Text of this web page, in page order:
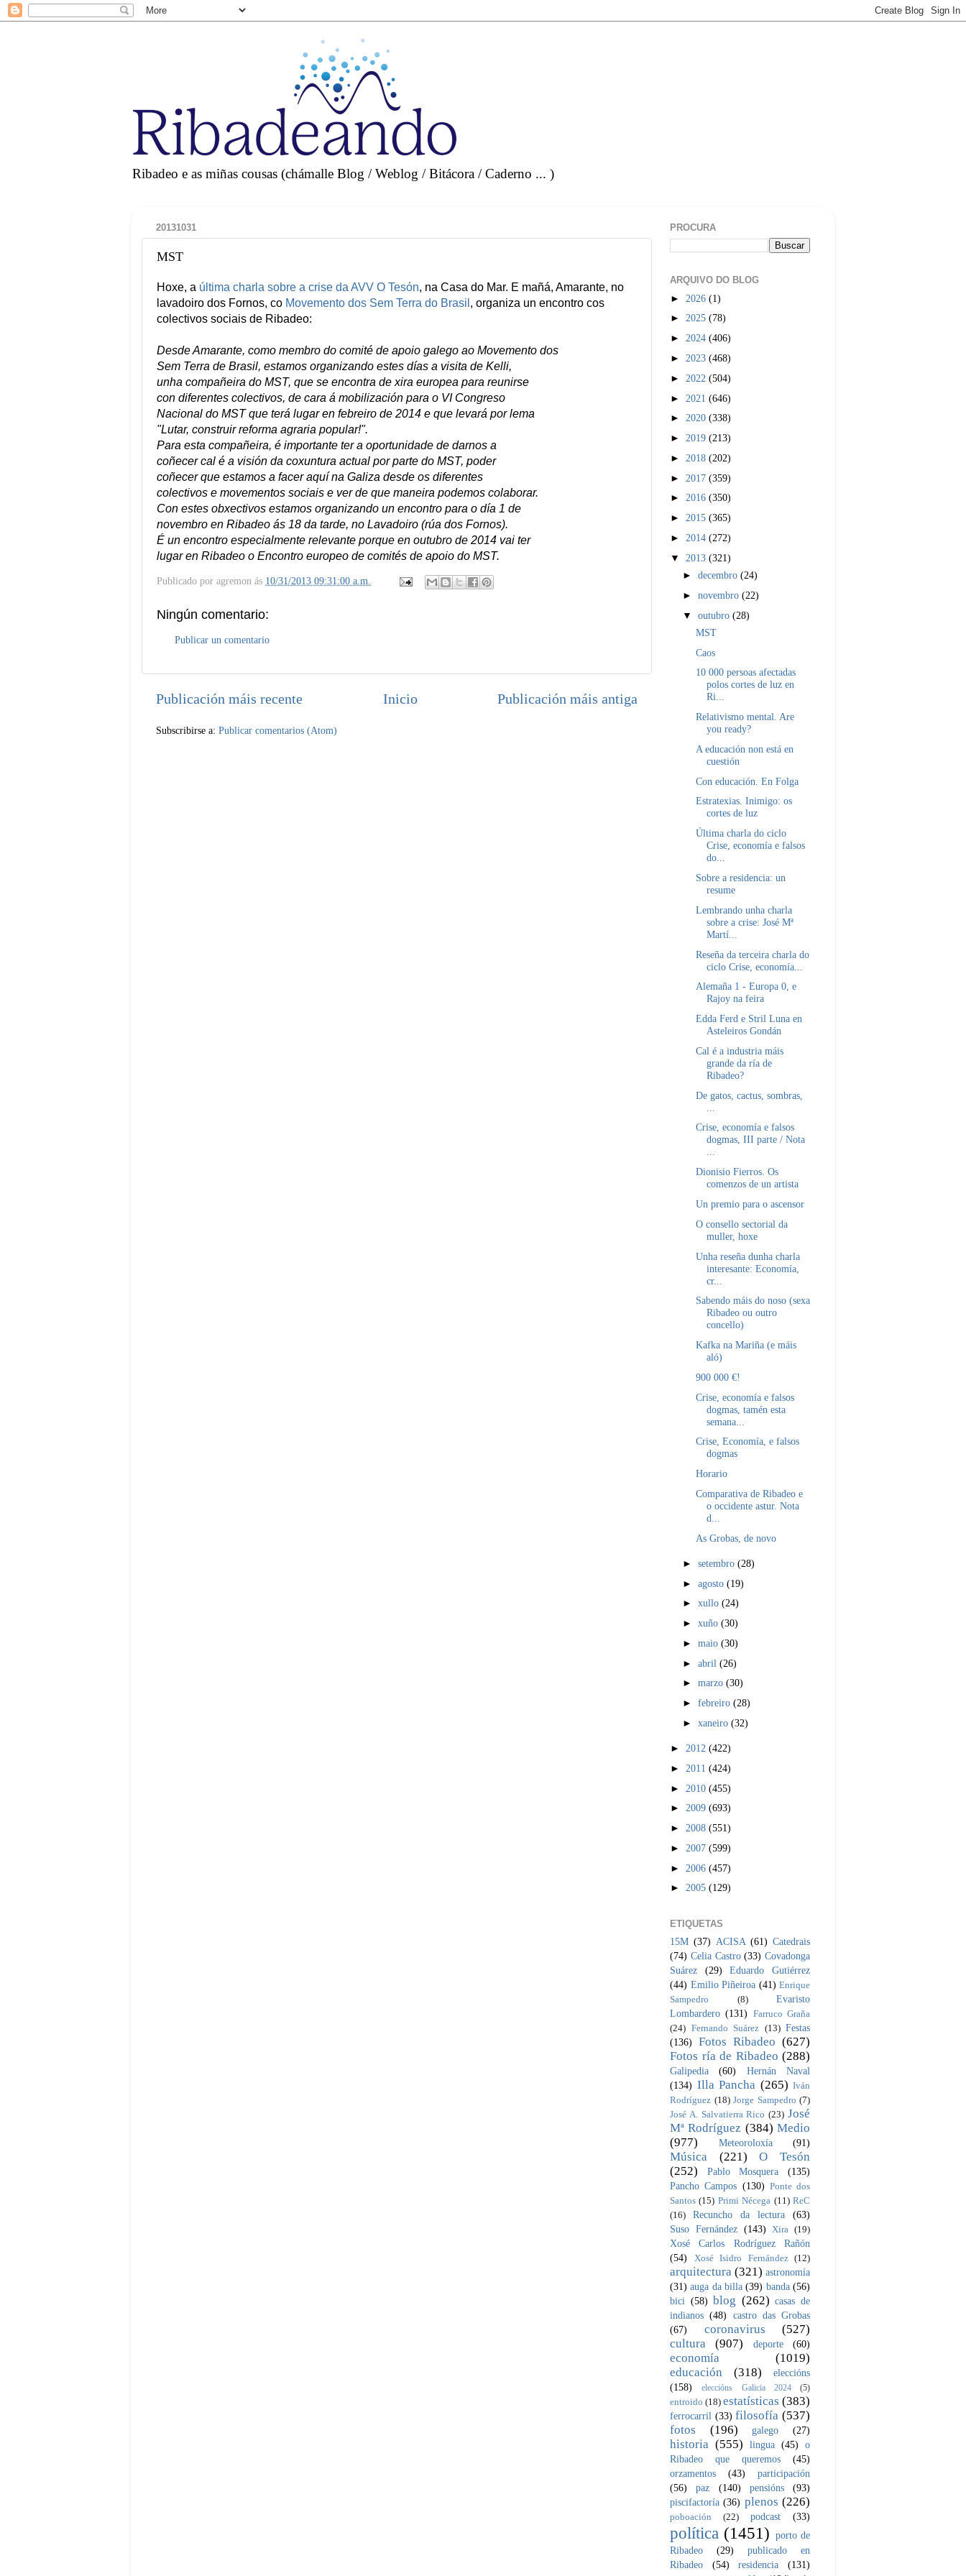
Ribadeo e as miñas cousas (chámalle Blog / Weblog / Bitácora / Caderno ... )
20131031
MST
Hoxe, a última charla sobre a crise da AVV O Tesón, na Casa do Mar. E mañá, Amarante, no
lavadoiro dos Fornos, co Movemento dos Sem Terra do Brasil , organiza un encontro cos
colectivos sociais de Ribadeo:
Desde Amarante, como membro do comité de apoio galego ao Movemento dos
Sem Terra de Brasil, estamos organizando estes días a visita de Kelli,
unha compañeira do MST, que se encontra de xira europea para reunirse
con diferentes colectivos, de cara á mobilización para o VI Congreso
Nacional do MST que terá lugar en febreiro de 2014 e que levará por lema
"Lutar, construir reforma agraria popular!".
Para esta compañeira, é importante ter a oportunidade de darnos a
coñecer cal é a visión da coxuntura actual por parte do MST, poder
coñecer que estamos a facer aquí na Galiza desde os diferentes
colectivos e movementos sociais e ver de que maneira podemos colaborar.
Con estes obxectivos estamos organizando un encontro para o día 1 de
novembro en Ribadeo ás 18 da tarde, no Lavadoiro (rúa dos Fornos).
É un encontro especialmente relevante porque en outubro de 2014 vai ter
lugar en Ribadeo o Encontro europeo de comités de apoio do MST.
Publicado por agremon ás 10/31/2013 09:31:00 a.m.
Ningún comentario:
Publicar un comentario
Publicación máis recente Publicación máis antiga
Inicio
Subscribirse a: Publicar comentarios (Atom)
PROCURA
ARQUIVO DO BLOG
► 2026 (1)
► 2025 (78)
► 2024 (406)
► 2023 (468)
► 2022 (504)
► 2021 (646)
► 2020 (338)
► 2019 (213)
► 2018 (202)
► 2017 (359)
► 2016 (350)
► 2015 (365)
► 2014 (272)
▼ 2013 (321)
►decembro(24)
►novembro(22)
▼outubro(28)
MST
Caos
10 000 persoas afectadas
polos cortes de luz en
Ri...
Relativismo mental. Are
you ready?
A educación non está en
cuestión
Con educación. En Folga
Estratexias. Inimigo: os
cortes de luz
Última charla do ciclo
Crise, economía e falsos
do...
Sobre a residencia: un
resume
Lembrando unha charla
sobre a crise: José Mª
Martí...
Reseña da terceira charla do
ciclo Crise, economía...
Alemaña 1 - Europa 0, e
Rajoy na feira
Edda Ferd e Stril Luna en
Asteleiros Gondán
Cal é a industria máis
grande da ría de
Ribadeo?
De gatos, cactus, sombras,
Crise, economía e falsos
dogmas, III parte / Nota
...
Dionisio Fierros. Os
comenzos de un artista
Un premio para o ascensor
O consello sectorial da
muller, hoxe
Unha reseña dunha charla
interesante: Economía,
cr...
Sabendo máis do noso (sexa
Ribadeo ou outro
concello)
Kafka na Mariña (e máis
aló)
900 000 €!
Crise, economía e falsos
dogmas, tamén esta
semana...
Crise, Economía, e falsos
dogmas
Horario
Comparativa de Ribadeo e
o occidente astur. Nota
d...
As Grobas, de novo
►setembro(28)
►agosto(19)
►xullo(24)
►xuño(30)
►maio(30)
►abril(26)
►marzo(30)
►febreiro(28)
►xaneiro(32)
► 2012 (422)
► 2011 (424)
► 2010 (455)
► 2009 (693)
► 2008 (551)
► 2007 (599)
► 2006 (457)
► 2005 (129)
ETIQUETAS
15M (37) ACISA (61) Catedrais
(74) Celia Castro (33) Covadonga
Suárez
(29)
Eduardo Gutiérrez
(44) Emilio Piñeiroa (41) Enrique
Sampedro
(8)
Evaristo
Lombardero (131) Farruco Graña
(24) Fernando Suárez (13) Festas
(136)
Fotos Ribadeo (627)
Fotos ría de Ribadeo (288)
Galipedia (60)
Hernán Naval
(134) Illa Pancha (265) Iván
Rodríguez (18) Jorge Sampedro (7)
José A. Salvatierra Rico (23) José
Mª Rodríguez (384) Medio
(977)
Meteoroloxía (91)
Música (221)
O Tesón
(252)
Pablo Mosquera
(135)
Pancho Campos (130) Ponte dos
Santos (15) Primi Nécega (11) ReC
(16)
Recuncho da lectura
(63)
Suso Fernández (143) Xira (19)
Xosé Carlos Rodríguez Rañón
(54)
Xosé Isidro Fernández (12)
arquitectura (321) astronomía
(31) auga da billa (39) banda (56)
bici (58) blog (262) casas de
indianos (48)
castro das Grobas
(67)
coronavirus
(527)
cultura
(907) deporte (60)
economía
(1019)
educación
(318)
eleccións
(158)
eleccións Galicia 2024 (5)
entroido (18) estatísticas (383)
ferrocarril (33) filosofía (537)
fotos
(196) galego (27)
historia (555) lingua (45)
o
Ribadeo que queremos
(45)
orzamentos
(43)
participación
(56)
paz (140) pensións
(93)
piscifactoría (36) plenos (226)
poboación (22) podcast (33)
política (1451) porto de
Ribadeo
(29)
publicado en
Ribadeo
(54) residencia (131)